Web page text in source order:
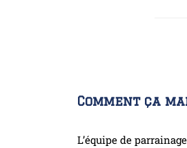
Comment ça
L’équipe de